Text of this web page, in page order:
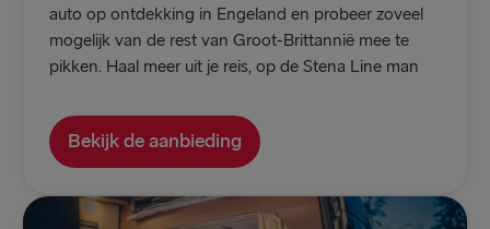
auto op ontdekking in Engeland en probeer zoveel
mogelijk van de rest van Groot-Brittannië mee te
pikken. Haal meer uit je reis, op de Stena Line man
Bekijk de aanbieding